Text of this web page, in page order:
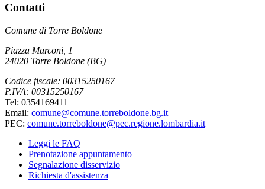
Contatti
Comune di Torre Boldone
Piazza Marconi, 1
24020 Torre Boldone (BG)
Codice fiscale: 00315250167
P.IVA: 00315250167
Tel: 0354169411
Email: comune@comune.torreboldone.bg.it
PEC: comune.torreboldone@pec.regione.lombardia.it
Leggi le FAQ
Prenotazione appuntamento
Segnalazione disservizio
Richiesta d'assistenza